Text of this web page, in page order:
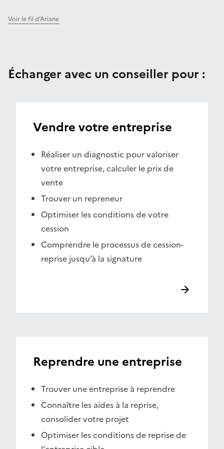
Voir le fil d’Ariane
Échanger avec un conseiller pour :
Vendre votre entreprise
Réaliser un diagnostic pour valoriser
votre entreprise, calculer le prix de
vente
Trouver un repreneur
Optimiser les conditions de votre
cession
Comprendre le processus de cession-
reprise jusqu’à la signature
Reprendre une entreprise
Trouver une entreprise à reprendre
Connaître les aides à la reprise,
consolider votre projet
Optimiser les conditions de reprise de